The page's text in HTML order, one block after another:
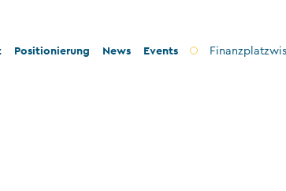
Positionierung News Events